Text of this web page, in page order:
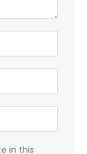
in this